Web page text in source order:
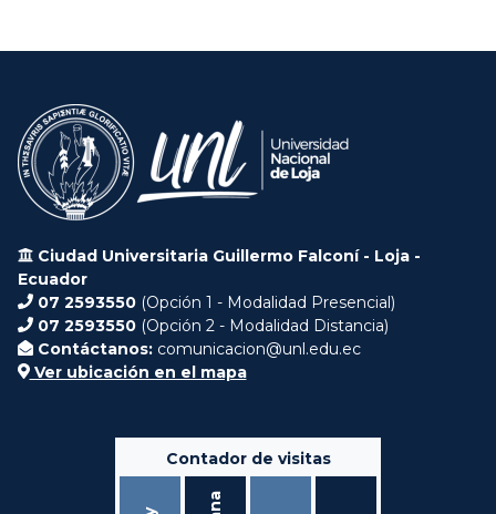
Ciudad Universitaria Guillermo Falconí - Loja -
Ecuador
07 2593550 (Opción 1 - Modalidad Presencial)
07 2593550 (Opción 2 - Modalidad Distancia)
Contáctanos: comunicacion@unl.edu.ec
Ver ubicación en el mapa
Contador de visitas